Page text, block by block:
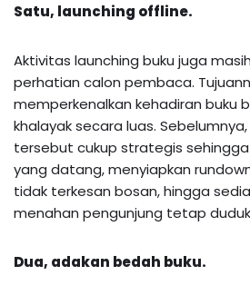
Satu, launching offline.
Aktivitas launching buku juga
perhatian calon pembaca.
memperkenalkan kehadiran buku
khalayak secara luas.
tersebut cukup strategis
yang datang, menyiapkan
tidak terkesan bosan, hingga
menahan pengunjung tetap
Dua, adakan bedah buku.